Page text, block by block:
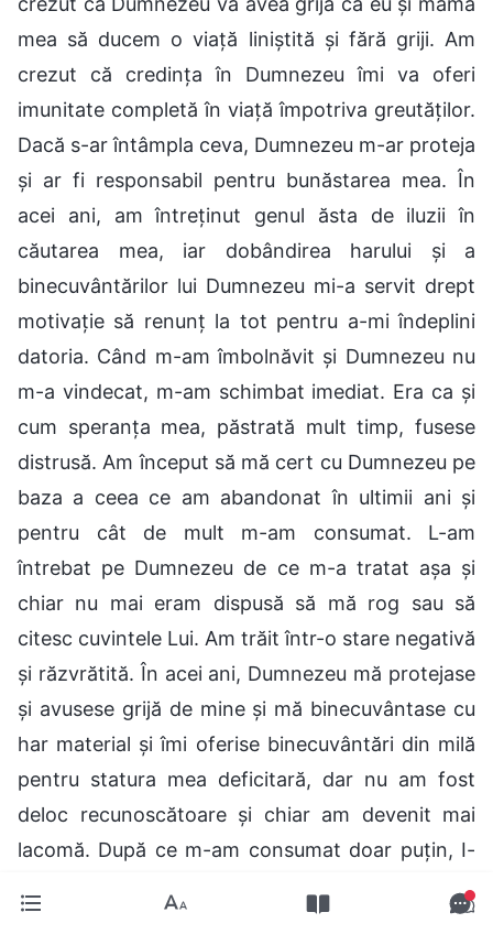
mea să ducem o viață liniștită și fără griji. Am
crezut că credința în Dumnezeu îmi va oferi
imunitate completă în viață împotriva greutăților.
Dacă s-ar întâmpla ceva, Dumnezeu m-ar proteja
și ar fi responsabil pentru bunăstarea mea. În
acei ani, am întreținut genul ăsta de iluzii în
căutarea mea, iar dobândirea harului și a
binecuvântărilor lui Dumnezeu mi-a servit drept
motivație să renunț la tot pentru a-mi îndeplini
datoria. Când m-am îmbolnăvit și Dumnezeu nu
m-a vindecat, m-am schimbat imediat. Era ca și
cum speranța mea, păstrată mult timp, fusese
distrusă. Am început să mă cert cu Dumnezeu pe
baza a ceea ce am abandonat în ultimii ani și
pentru cât de mult m-am consumat. L-am
întrebat pe Dumnezeu de ce m-a tratat așa și
chiar nu mai eram dispusă să mă rog sau să
citesc cuvintele Lui. Am trăit într-o stare negativă
și răzvrătită. În acei ani, Dumnezeu mă protejase
și avusese grijă de mine și mă binecuvântase cu
har material și îmi oferise binecuvântări din milă
pentru statura mea deficitară, dar nu am fost
deloc recunoscătoare și chiar am devenit mai
lacomă. După ce m-am consumat doar puțin, I-
am cerut lui Dumnezeu să mă protejeze toată
viața și, când El nu a făcut-o, m-am supărat pe